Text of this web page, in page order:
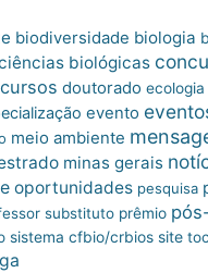
biodiversidade biologia
biológicas
cursos doutorado ecologia
evento
meio ambiente
minas gerais
oportunidades pesquisa
substituto prêmio
sistema cfbio/crbios site